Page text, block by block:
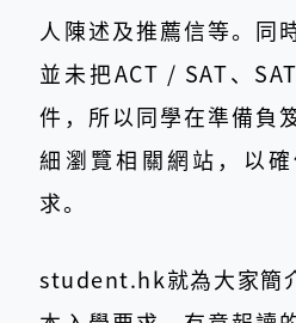
人陳述及推薦信等。同
並未把ACT / SAT、
件，所以同學在準備負
細瀏覽相關網站，以
求。
student.hk就為大家簡